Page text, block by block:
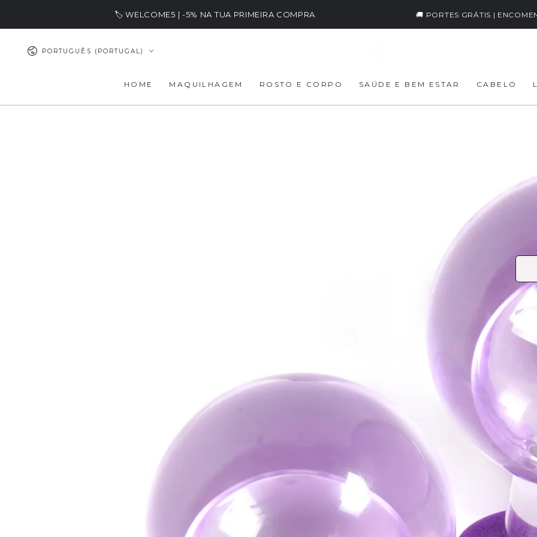
🏷️ WELCOME5 | -5% NA TUA PRIMEIRA COMPRA 🚚 PORTES GRÁTIS |
IdiomaPORTUGUÊS (PORTUGAL)
HOME MAQUILHAGEM ROSTO E CORPO SAÚDE E BEM ESTAR CABELO
Os